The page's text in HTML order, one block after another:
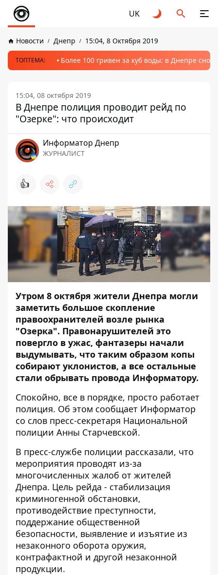
UK
Новости Днепр 15:04, 8 Октября 2019
ТОПТЕМА: Более 100 гривен за куб воды: в Днепре
15:04, 08 октября 2019
В Днепре полиция проводит рейд по
"Озерке": что происходит
Информатор Днепр
ЖУРНАЛИСТ
👍
Утром 8 октября жители Днепра могли
заметить большое скопление
правоохранителей возле рынка
"Озерка". Правонарушителей это
повергло в ужас, фантазеры начали
выдумывать, что таким образом копы
собирают уклонистов, а все остальные
стали обрывать провода Информатору.
Спокойно, все в порядке, просто работает
полиция. Об этом сообщает Информатор
со слов пресс-секретаря Национальной
полиции Анны Старчевской.
В пресс-службе полиции рассказали, что
мероприятия проводят из-за
многочисленных жалоб от жителей
Днепра. Цель рейда - стабилизация
криминогенной обстановки,
противодействие преступности,
поддержание общественной
безопасности, выявление и изъятие из
незаконного оборота оружия,
контрафактной и другой незаконной
продукции.